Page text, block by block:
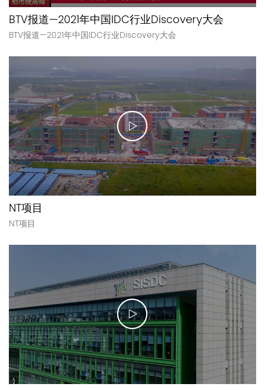
BTV报道—2021年中国IDC行业Discovery大会
BTV报道—2021年中国IDC行业Discovery大会
NT项目
NT项目